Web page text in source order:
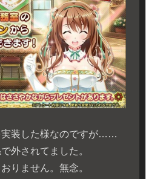
実装した様なのですが……
外されてました。
りません。無念。